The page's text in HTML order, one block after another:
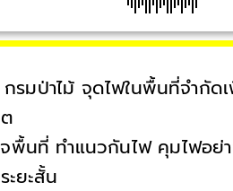
กรมป่าไม้ จุดไฟในพื้นที่จำกัด
พื้นที่ ทำแนวกันไฟ คุมไฟอย่
ยะสั้น